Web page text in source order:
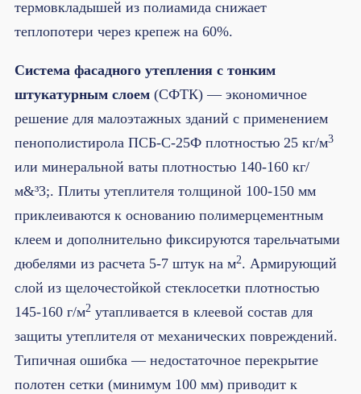
термовкладышей из полиамида снижает
теплопотери через крепеж на 60%.
Система фасадного утепления с тонким
штукатурным слоем(СФТК) — экономичное
решение для малоэтажных зданий с применением
пенополистирола ПСБ-С-25Ф плотностью 25 кг/м3
или минеральной ваты плотностью 140-160 кг/
м&³3;. Плиты утеплителя толщиной 100-150 мм
приклеиваются к основанию полимерцементным
клеем и дополнительно фиксируются тарельчатыми
дюбелями из расчета 5-7 штук на м2. Армирующий
слой из щелочестойкой стеклосетки плотностью
145-160 г/м2утапливается в клеевой состав для
защиты утеплителя от механических повреждений.
Типичная ошибка — недостаточное перекрытие
полотен сетки (минимум 100 мм) приводит к